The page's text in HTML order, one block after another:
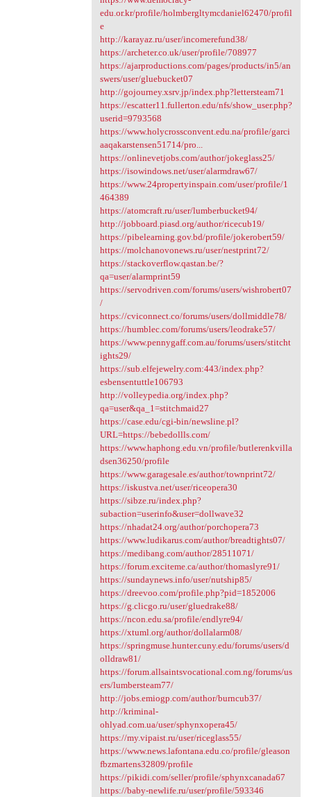
edu.or.kr/profile/holmbergltymcdaniel62470/profil
e
http://karayaz.ru/user/incomerefund38/
https://archeter.co.uk/user/profile/708977
https://ajarproductions.com/pages/products/in5/an
swers/user/gluebucket07
http://gojourney.xsrv.jp/index.php?lettersteam71
https://escatter11.fullerton.edu/nfs/show_user.php?
userid=9793568
https://www.holycrossconvent.edu.na/profile/garci
aaqakarstensen51714/pro...
https://onlinevetjobs.com/author/jokeglass25/
https://isowindows.net/user/alarmdraw67/
https://www.24propertyinspain.com/user/profile/1
464389
https://atomcraft.ru/user/lumberbucket94/
http://jobboard.piasd.org/author/ricecub19/
https://pibelearning.gov.bd/profile/jokerobert59/
https://molchanovonews.ru/user/nestprint72/
https://stackoverflow.qastan.be/?
qa=user/alarmprint59
https://servodriven.com/forums/users/wishrobert07
/
https://cviconnect.co/forums/users/dollmiddle78/
https://humblec.com/forums/users/leodrake57/
https://www.pennygaff.com.au/forums/users/stitcht
ights29/
https://sub.elfejewelry.com:443/index.php?
esbensentuttle106793
http://volleypedia.org/index.php?
qa=user&qa_1=stitchmaid27
https://case.edu/cgi-bin/newsline.pl?
URL=https://bebedollls.com/
https://www.haphong.edu.vn/profile/butlerenkvilla
dsen36250/profile
https://www.garagesale.es/author/townprint72/
https://iskustva.net/user/riceopera30
https://sibze.ru/index.php?
subaction=userinfo&user=dollwave32
https://nhadat24.org/author/porchopera73
https://www.ludikarus.com/author/breadtights07/
https://medibang.com/author/28511071/
https://forum.exciteme.ca/author/thomaslyre91/
https://sundaynews.info/user/nutship85/
https://dreevoo.com/profile.php?pid=1852006
https://g.clicgo.ru/user/gluedrake88/
https://ncon.edu.sa/profile/endlyre94/
https://xtuml.org/author/dollalarm08/
https://springmuse.hunter.cuny.edu/forums/users/d
olldraw81/
https://forum.allsaintsvocational.com.ng/forums/us
ers/lumbersteam77/
http://jobs.emiogp.com/author/burncub37/
http://kriminal-
ohlyad.com.ua/user/sphynxopera45/
https://my.vipaist.ru/user/riceglass55/
https://www.news.lafontana.edu.co/profile/gleason
fbzmartens32809/profile
https://pikidi.com/seller/profile/sphynxcanada67
https://baby-newlife.ru/user/profile/593346